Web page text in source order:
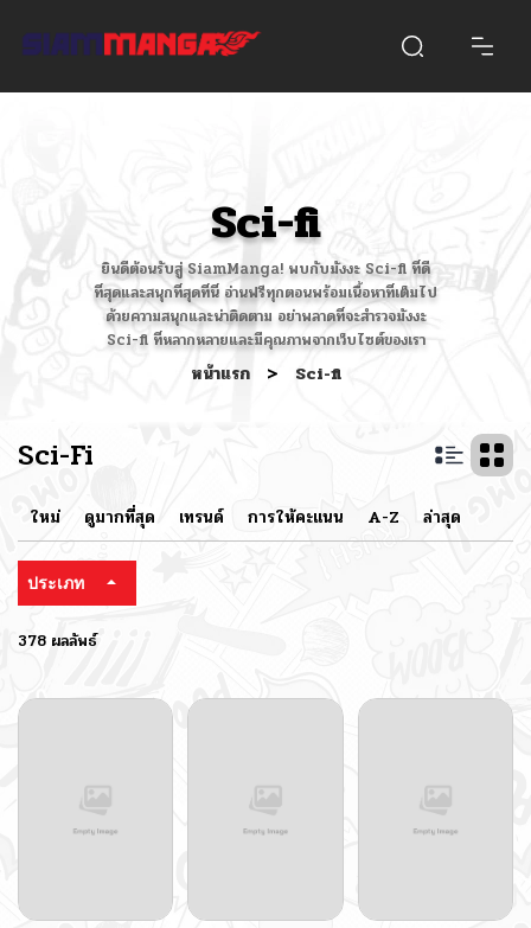
Sci-fi
ยินดีต้อนรับสู่ SiamManga! พบกับมังงะ Sci-fi ที่ดี
ที่สุดและสนุกที่สุดที่นี่ อ่านฟรีทุกตอนพร้อมเนื้อหาที่เต็มไป
ด้วยความสนุกและน่าติดตาม อย่าพลาดที่จะสำรวจมังงะ
Sci-fi ที่หลากหลายและมีคุณภาพจากเว็บไซต์ของเรา
หน้าแรก > Sci-fi
Sci-Fi
ใหม่ ดูมากที่สุด เทรนด์ การให้คะแนน A-Z ล่าสุด
ประเภท
378 ผลลัพธ์